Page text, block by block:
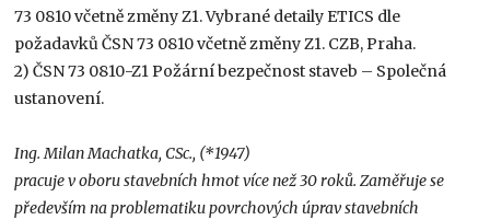
73 0810 včetně změny Z1. Vybrané detaily ETICS dle
požadavků ČSN 73 0810 včetně změny Z1. CZB, Praha.
2) ČSN 73 0810-Z1 Požární bezpečnost staveb – Společná
ustanovení.
Ing. Milan Machatka, CSc., (*1947)
pracuje v oboru stavebních hmot více než 30 roků. Zaměřuje se
především na problematiku povrchových úprav stavebních